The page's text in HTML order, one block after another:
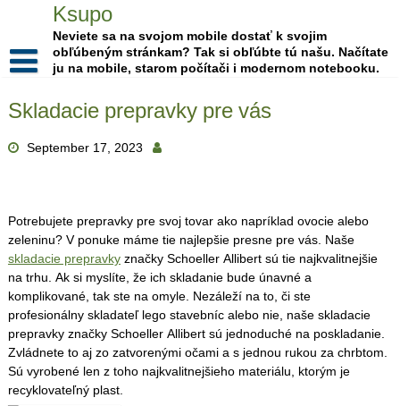
Ksupo
Neviete sa na svojom mobile dostať k svojim
obľúbeným stránkam? Tak si obľúbte tú našu. Načítate
ju na mobile, starom počítači i modernom notebooku.
Skladacie prepravky pre vás
September 17, 2023
Potrebujete prepravky pre svoj tovar ako napríklad ovocie alebo
zeleninu? V ponuke máme tie najlepšie presne pre vás. Naše
skladacie prepravkyznačky Schoeller Allibert sú tie najkvalitnejšie
na trhu. Ak si myslíte, že ich skladanie bude únavné a
komplikované, tak ste na omyle. Nezáleží na to, či ste
profesionálny skladateľ lego stavebníc alebo nie, naše skladacie
prepravky značky Schoeller Allibert sú jednoduché na poskladanie.
Zvládnete to aj zo zatvorenými očami a s jednou rukou za chrbtom.
Sú vyrobené len z toho najkvalitnejšieho materiálu, ktorým je
recyklovateľný plast.